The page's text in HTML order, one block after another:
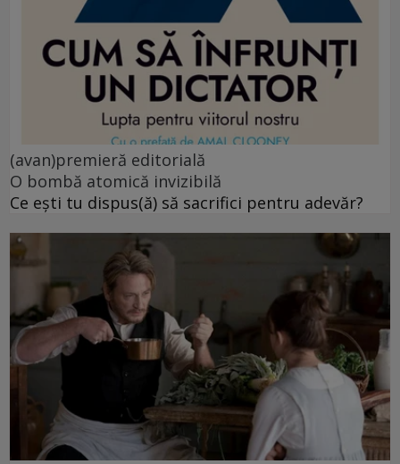
(avan)premieră editorială
O bombă atomică invizibilă
Ce ești tu dispus(ă) să sacrifici pentru adevăr?